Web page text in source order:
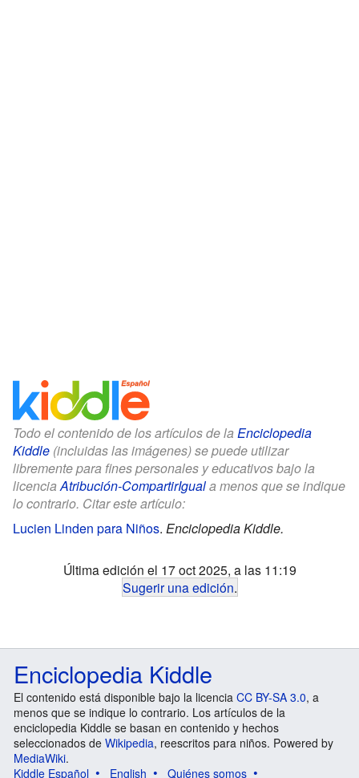
Todo el contenido de los artículos de la Enciclopedia
Kiddle (incluidas las imágenes) se puede utilizar
libremente para fines personales y educativos bajo la
licenciaAtribución-CompartirIguala menos que se indique
lo contrario. Citar este artículo:
Lucien Linden para Niños. Enciclopedia Kiddle.
Última edición el 17 oct 2025, a las 11:19
Sugerir una edición.
Enciclopedia Kiddle
El contenido está disponible bajo la licencia CC BY-SA 3.0, a
menos que se indique lo contrario. Los artículos de la
enciclopedia Kiddle se basan en contenido y hechos
seleccionados de Wikipedia, reescritos para niños. Powered by
MediaWiki.
Kiddle Español
English Quiénes somos